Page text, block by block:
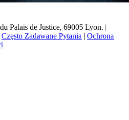
Palais de Justice, 69005 Lyon. |
Często Zadawane Pytania | Ochrona